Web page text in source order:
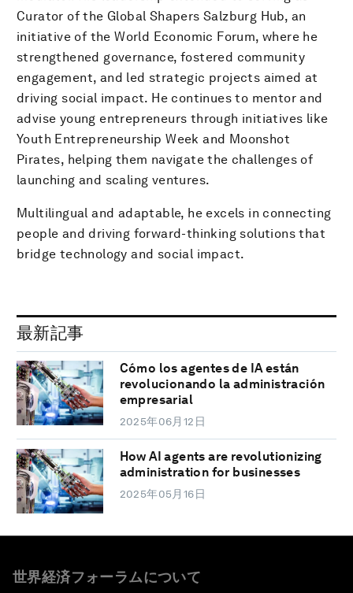
Curator of the Global Shapers Salzburg Hub, an
initiative of the World Economic Forum, where he
strengthened governance, fostered community
engagement, and led strategic projects aimed at
driving social impact. He continues to mentor and
advise young entrepreneurs through initiatives like
Youth Entrepreneurship Week and Moonshot
Pirates, helping them navigate the challenges of
launching and scaling ventures.
Multilingual and adaptable, he excels in connecting
people and driving forward-thinking solutions that
bridge technology and social impact.
最新記事
Cómo los agentes de IA están
revolucionando la administración
empresarial
2025年06月12日
How AI agents are revolutionizing
administration for businesses
2025年05月16日
世界経済フォーラムについて